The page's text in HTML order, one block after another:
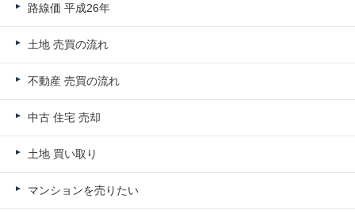
路線価 平成26年
土地 売買の流れ
不動産 売買の流れ
中古 住宅 売却
土地 買い取り
マンションを売りたい